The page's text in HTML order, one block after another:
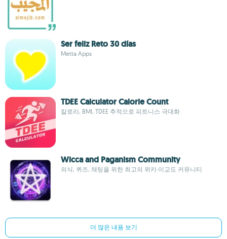
Ser feliz Reto 30 días
Metta Apps
TDEE Calculator Calorie Count
칼로리, BMI, TDEE 추적으로 피트니스 극대화
Wicca and Paganism Community
의식, 퀴즈, 채팅을 위한 최고의 위카·이교도 커뮤니티
더 많은 내용 보기